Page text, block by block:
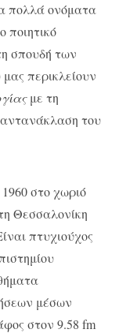
πολλά ονόματα
ποιητικό
σπουδή των
περικλείουν
με τη
του
στο χωριό
Θεσσαλονίκη
πτυχιούχος
μέσων
στον 9.58 fm